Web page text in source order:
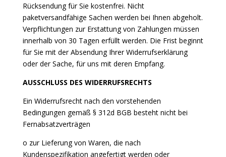
Rücksendung für Sie kostenfrei. Nicht
paketversandfähige Sachen werden bei Ihnen abgeholt.
Verpflichtungen zur Erstattung von Zahlungen müssen
innerhalb von 30 Tagen erfüllt werden. Die Frist beginnt
für Sie mit der Absendung Ihrer Widerrufserklärung
oder der Sache, für uns mit deren Empfang.
AUSSCHLUSS DES WIDERRUFSRECHTS
Ein Widerrufsrecht nach den vorstehenden
Bedingungen gemäß § 312d BGB besteht nicht bei
Fernabsatzverträgen
o zur Lieferung von Waren, die nach
Kundenspezifikation angefertigt werden oder